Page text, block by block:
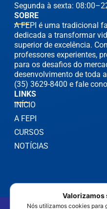
SOBRE
A FEPI é uma tradicional
dedicada a transformar
superior de excelência.
professores experientes,
para os desafios do
desenvolvimento de toda
(35) 3629-8400 e fale
LINKS
INÍCIO
A FEPI
CURSOS
NOTÍCIAS
Segunda à sexta:
Valorizamos
Nós utilizamos cookies para